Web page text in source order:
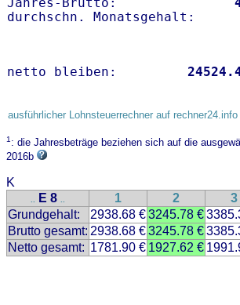
netto bleiben:
ausführlicher Lohnsteuerrechner auf rechner24.info
1: die Jahresbeträge beziehen sich auf die
2016b
K
.. E 8 .. 1 2 3
Grundgehalt:
2938.68 €3245.78 €
Brutto gesamt: 2938.68 €3245.78 €
Netto gesamt: 1781.90 € 1927.62 €